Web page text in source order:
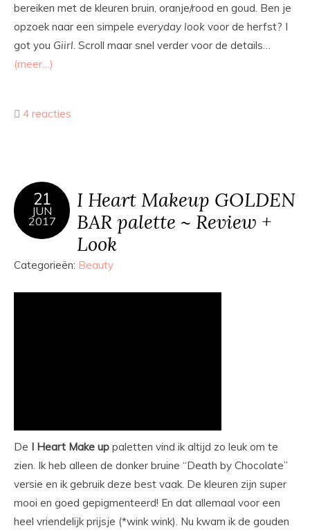
bereiken met de kleuren bruin, oranje/rood en goud. Ben je
opzoek naar een simpele everyday look voor de herfst? I
got you Giirl. Scroll maar snel verder voor de details…
(meer…)
4 reacties
21
JUN
2017
I Heart Makeup GOLDEN
BAR palette ~ Review +
Look
Categorieën: Beauty
De I Heart Make up paletten vind ik altijd zo leuk om te
zien. Ik heb alleen de donker bruine “Death by Chocolate”
versie en ik gebruik deze best vaak. De kleuren zijn super
mooi en goed gepigmenteerd! En dat allemaal voor een
heel vriendelijk prijsje (*wink wink). Nu kwam ik de gouden